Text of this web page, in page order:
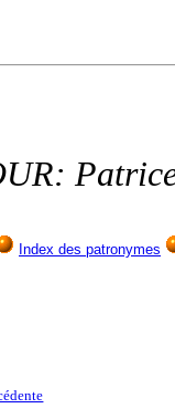
Index des patronymes